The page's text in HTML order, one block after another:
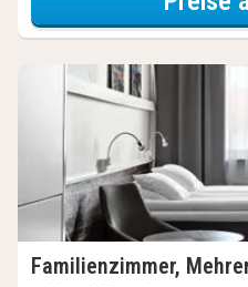
Familienzimmer,